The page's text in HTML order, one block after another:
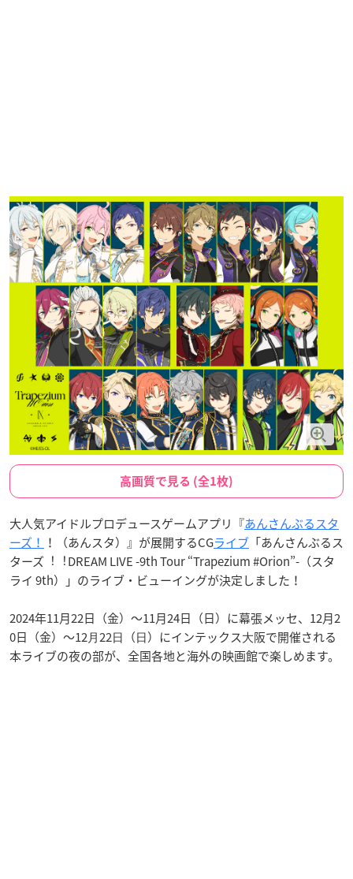
高画質で見る (全1枚)
大人気アイドルプロデュースゲームアプリ『あんさんぶるスタ
ーズ！ ！（あんスタ）』が展開するCGライブ 「あんさんぶるス
ターズ︕︕DREAM LIVE -9th Tour “Trapezium #Orion”-（スタ
ライ 9th）」のライブ・ビューイングが決定しました！
2024年11月22日（金）～11月24日（日）に幕張メッセ、12月2
0日（金）～12⽉22⽇（⽇）にインテックス⼤阪で開催される
本ライブの夜の部が、全国各地と海外の映画館で楽しめます。